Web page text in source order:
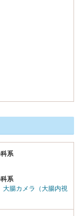
系
系
大腸カメラ（大腸内視